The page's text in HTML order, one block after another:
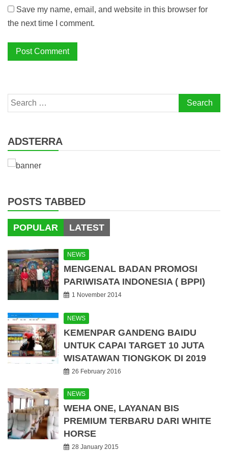
Save my name, email, and website in this browser for
the next time I comment.
Search
for:
ADSTERRA
POSTS TABBED
POPULAR LATEST
NEWS
MENGENAL BADAN PROMOSI
PARIWISATA INDONESIA ( BPPI)
1 November 2014
NEWS
KEMENPAR GANDENG BAIDU
UNTUK CAPAI TARGET 10 JUTA
WISATAWAN TIONGKOK DI 2019
26 February 2016
NEWS
WEHA ONE, LAYANAN BIS
PREMIUM TERBARU DARI WHITE
HORSE
28 January 2015